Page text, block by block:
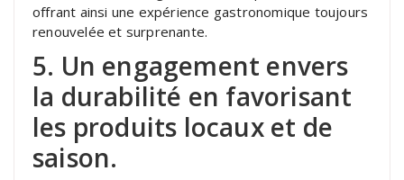
offrant ainsi une expérience gastronomique toujours
renouvelée et surprenante.
5. Un engagement envers
la durabilité en favorisant
les produits locaux et de
saison.